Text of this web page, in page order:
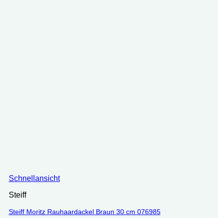
Schnellansicht
Steiff
Steiff Moritz Rauhaardackel Braun 30 cm 076985